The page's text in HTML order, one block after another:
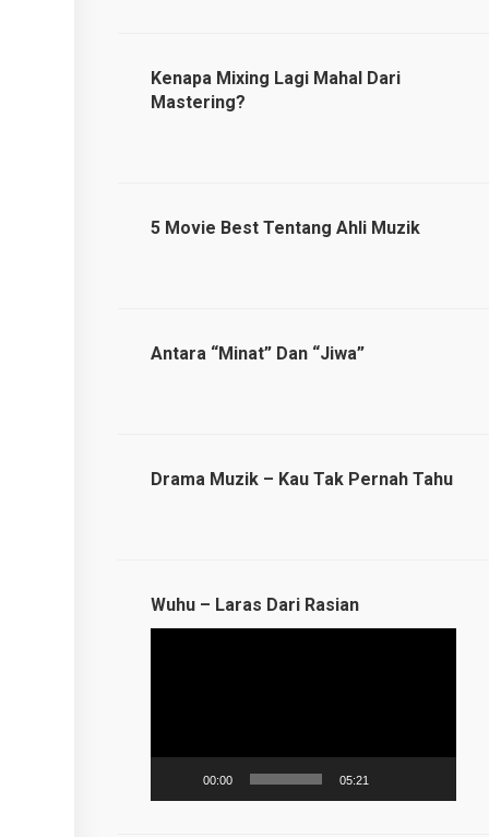
Kenapa Mixing Lagi Mahal Dari
Mastering?
5 Movie Best Tentang Ahli Muzik
Antara “Minat” Dan “Jiwa”
Drama Muzik – Kau Tak Pernah Tahu
Wuhu – Laras Dari Rasian
00:00 05:21